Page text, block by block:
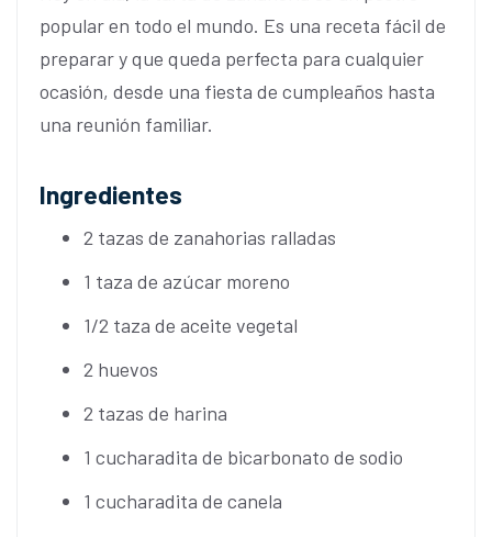
popular en todo el mundo. Es una receta fácil de
preparar y que queda perfecta para cualquier
ocasión, desde una fiesta de cumpleaños hasta
una reunión familiar.
Ingredientes
2 tazas de zanahorias ralladas
1 taza de azúcar moreno
1/2 taza de aceite vegetal
2 huevos
2 tazas de harina
1 cucharadita de bicarbonato de sodio
1 cucharadita de canela